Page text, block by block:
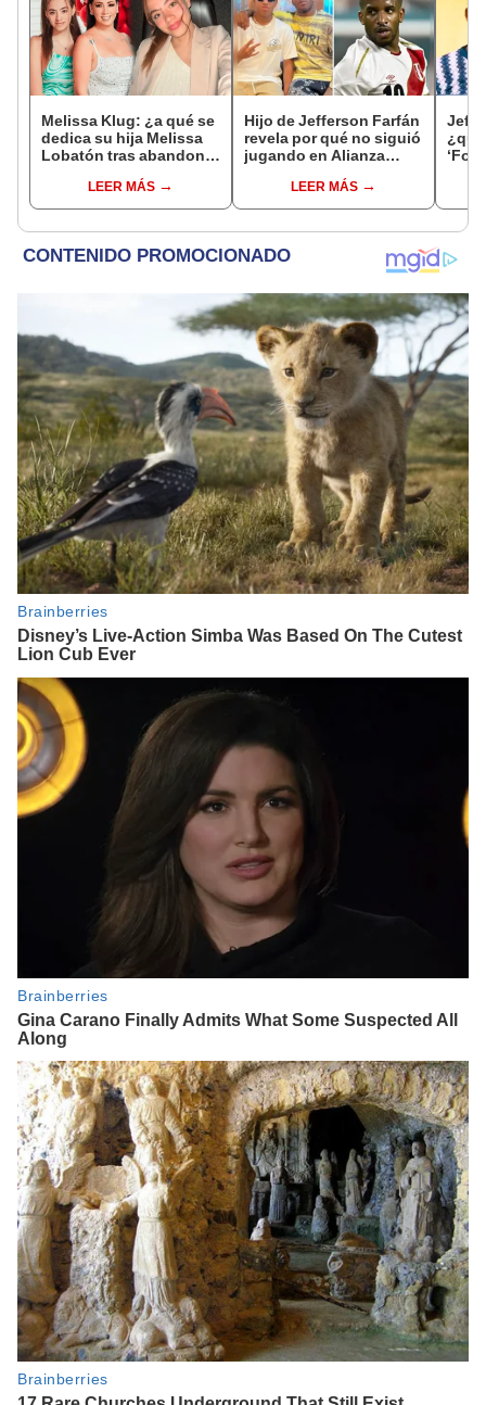
Melissa Klug: ¿a qué se
dedica su hija Melissa
Lobatón tras abandonar
LEER MÁS
Hijo de Jefferson Farfán
revela por qué no siguió
jugando en Alianza
sorprendeLEER MÁS